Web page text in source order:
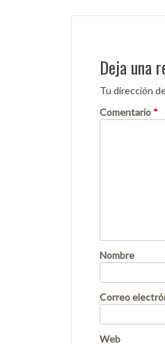
Post
navigation
Deja una
Tu dirección
Comentario *
Nombre
Correo
Web